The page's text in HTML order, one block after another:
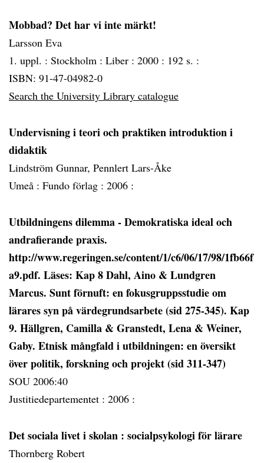
Mobbad? Det har vi inte märkt!
Larsson Eva
1. uppl. : Stockholm : Liber : 2000 : 192 s. :
ISBN: 91-47-04982-0
Search the University Library catalogue
Undervisning i teori och praktiken introduktion i
didaktik
Lindström Gunnar, Pennlert Lars-Åke
Umeå : Fundo förlag : 2006 :
Utbildningens dilemma - Demokratiska ideal och
andrafierande praxis.
http://www.regeringen.se/content/1/c6/06/17/98/1fb66f
a9.pdf. Läses: Kap 8 Dahl, Aino & Lundgren
Marcus. Sunt förnuft: en fokusgruppsstudie om
lärares syn på värdegrundsarbete (sid 275-345). Kap
9. Hällgren, Camilla & Granstedt, Lena & Weiner,
Gaby. Etnisk mångfald i utbildningen: en översikt
över politik, forskning och projekt (sid 311-347)
SOU 2006:40
Justitiedepartementet : 2006 :
Det sociala livet i skolan : socialpsykologi för lärare
Thornberg Robert